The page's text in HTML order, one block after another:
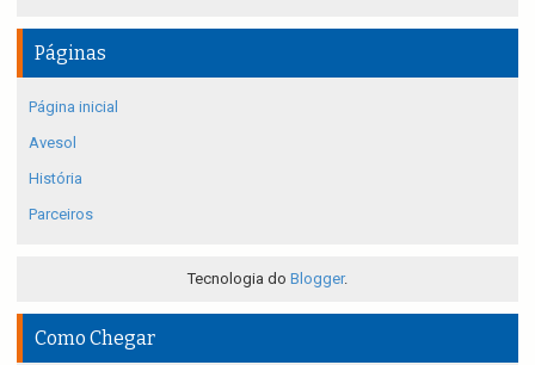
Páginas
Página inicial
Avesol
História
Parceiros
Tecnologia do Blogger.
Como Chegar